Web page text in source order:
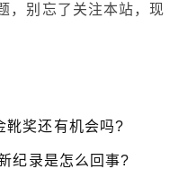
，别忘了关注本站，现
靴奖还有机会吗?
纪录是怎么回事?